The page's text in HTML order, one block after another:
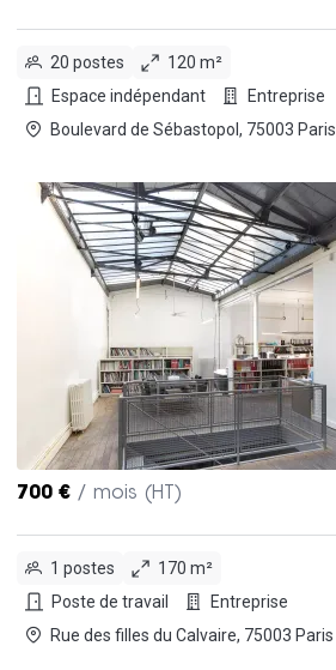
20 postes
120 m²
Espace indépendant
Entreprise
Boulevard de Sébastopol, 75003 Paris
700 € / mois (HT)
1 postes
170 m²
Poste de travail
Entreprise
Rue des filles du Calvaire, 75003 Paris